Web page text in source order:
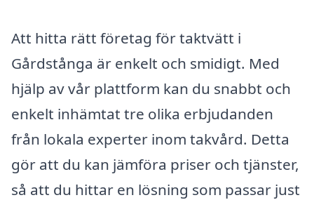
Att hitta rätt företag för taktvätt i
Gårdstånga är enkelt och smidigt. Med
hjälp av vår plattform kan du snabbt och
enkelt inhämtat tre olika erbjudanden
från lokala experter inom takvård. Detta
gör att du kan jämföra priser och tjänster,
så att du hittar en lösning som passar just